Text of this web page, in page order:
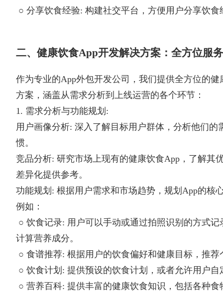
○ 分享饮食经验: 构建社交平台，方便用户分享饮食
二、健康饮食App开发解决方案：全方位服
作为专业的App外包开发公司，我们提供全方位的健
方案，涵盖从需求分析到上线运营的各个环节：
1. 需求分析与功能规划:
用户画像分析: 深入了解目标用户群体，分析他们的
惯。
竞品分析: 研究市场上现有的健康饮食App，了解其
差异化提供参考。
功能规划: 根据用户需求和市场趋势，规划App的核
例如：
○ 饮食记录: 用户可以手动或通过拍照识别的方式
计算营养成分。
○ 食谱推荐: 根据用户的饮食偏好和健康目标，推荐
○ 饮食计划: 提供预设的饮食计划，或者允许用户自
○ 营养百科: 提供丰富的健康饮食知识，包括各种